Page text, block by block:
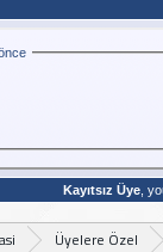
Kayıtsız Üye,
Üyelere Özel